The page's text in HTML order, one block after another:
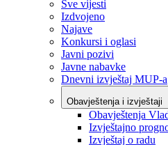
Aktuelno
Sve vijesti
Izdvojeno
Najave
Konkursi i oglasi
Javni pozivi
Javne nabavke
Dnevni izvještaj MUP-a
Obavještenja i izvještaji